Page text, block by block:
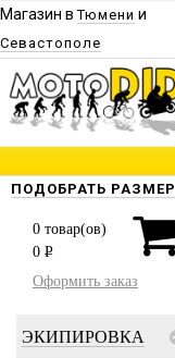
Магазин вТюмени и
Севастополе
ПОДОБРАТЬ РАЗМЕР
0 товар(ов)
0 P
Оформить заказ
ЭКИПИРОВКА